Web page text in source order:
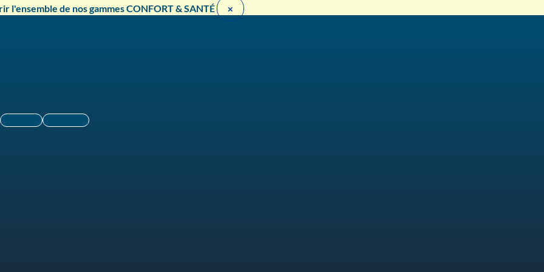
l'ensemble de nos gammes CONFORT & SANTÉ ×
Linkedin
Instagram